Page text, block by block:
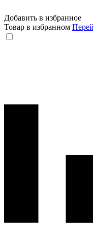
Добавить в избранное
Товар в избранном